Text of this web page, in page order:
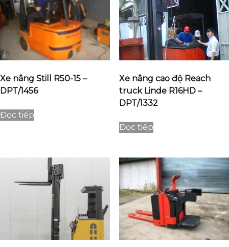
Xe nâng Still R50-15 –
DPT/1456
Đọc tiếp
Xe nâng cao độ Reach
truck Linde R16HD –
DPT/1332
Đọc tiếp